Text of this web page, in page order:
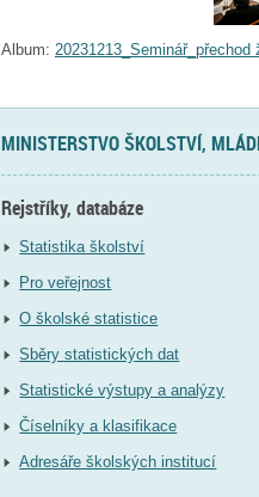
Album: 20231213_Seminář_přechod
MINISTERSTVO ŠKOLSTVÍ,
Rejstříky, databáze
Statistika školství
Pro veřejnost
O školské statistice
Sběry statistických dat
Statistické výstupy a analýzy
Číselníky a klasifikace
Adresáře školských institucí